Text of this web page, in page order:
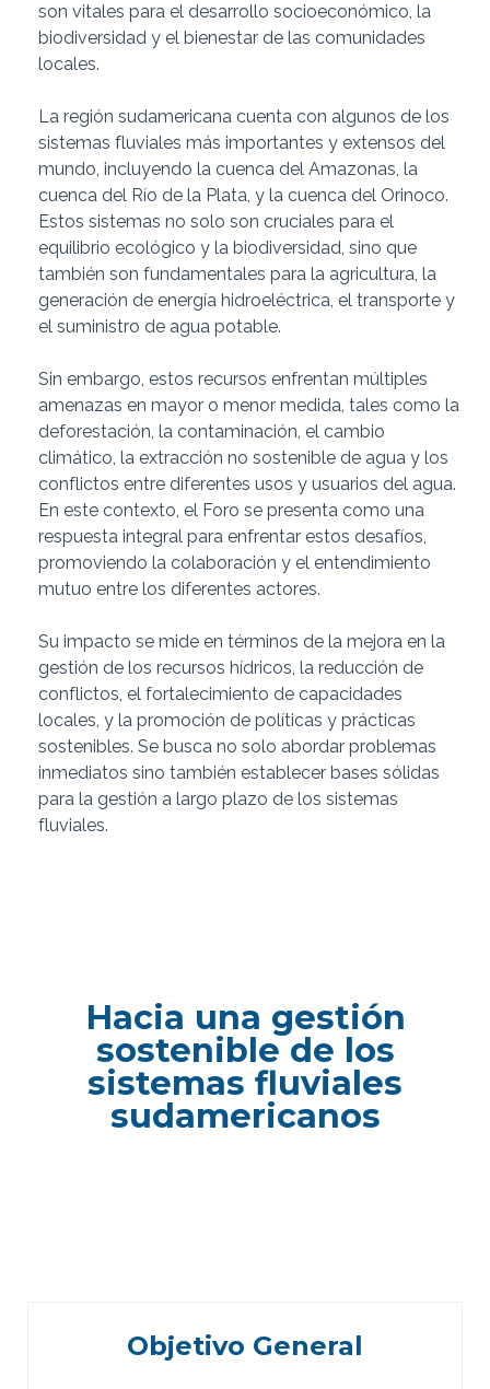
son vitales para el desarrollo socioeconómico, la
biodiversidad y el bienestar de las comunidades
locales.
La región sudamericana cuenta con algunos de los
sistemas fluviales más importantes y extensos del
mundo, incluyendo la cuenca del Amazonas, la
cuenca del Río de la Plata, y la cuenca del Orinoco.
Estos sistemas no solo son cruciales para el
equilibrio ecológico y la biodiversidad, sino que
también son fundamentales para la agricultura, la
generación de energía hidroeléctrica, el transporte y
el suministro de agua potable.
Sin embargo, estos recursos enfrentan múltiples
amenazas en mayor o menor medida, tales como la
deforestación, la contaminación, el cambio
climático, la extracción no sostenible de agua y los
conflictos entre diferentes usos y usuarios del agua.
En este contexto, el Foro se presenta como una
respuesta integral para enfrentar estos desafíos,
promoviendo la colaboración y el entendimiento
mutuo entre los diferentes actores.
Su impacto se mide en términos de la mejora en la
gestión de los recursos hídricos, la reducción de
conflictos, el fortalecimiento de capacidades
locales, y la promoción de políticas y prácticas
sostenibles. Se busca no solo abordar problemas
inmediatos sino también establecer bases sólidas
para la gestión a largo plazo de los sistemas
fluviales.
Hacia una gestión
sostenible de los
sistemas fluviales
sudamericanos
Objetivo General